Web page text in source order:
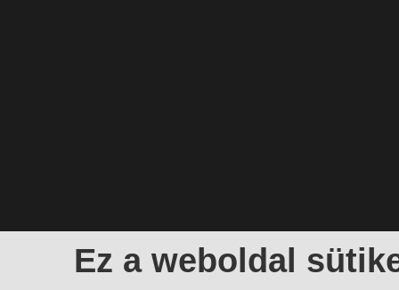
Ez a weboldal